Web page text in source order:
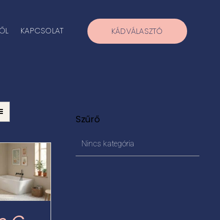
KAPCSOLAT KÁDVÁLASZTÓ
Szűrő
Nincs kategória